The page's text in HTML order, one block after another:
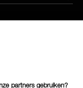
partners gebruiken?